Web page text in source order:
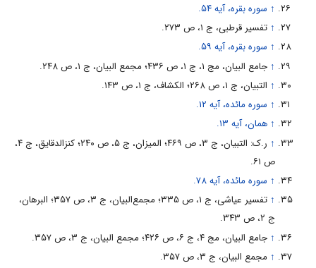
↑ سوره بقره، آیه ۵۴.
↑ تفسیر قرطبى، ج ۱، ص ۲۷۳.
↑ سوره بقره، آیه ۵۹.
↑ جامع البیان، مج ۱، ج ۱، ص ۴۳۶؛ مجمع البیان، ج ۱، ص ۲۴۸.
↑ التبیان، ج ۱، ص ۲۶۸؛ الکشاف، ج ۱، ص ۱۴۳.
↑ سوره مائده، آیه ۱۲.
↑ همان، آیه ۱۳.
↑
ر.ک: التبیان، ج ۳، ص ۴۶۹؛ المیزان، ج ۵، ص ۲۴۰؛ کنز‌‌الدقایق، ج ۴،
ص ۶۱.
↑ سوره مائده، آیه ۷۸.
↑
تفسیر عیاشى، ج ۱، ص ۳۳۵؛ مجمع‌‌البیان، ج ۳، ص ۳۵۷؛ البرهان،
ج ۲، ص ۳۴۳.
↑ جامع البیان، مج ۴، ج ۶، ص ۴۲۶؛ مجمع البیان، ج ۳، ص ۳۵۷.
↑ مجمع البیان، ج ۳، ص ۳۵۷.